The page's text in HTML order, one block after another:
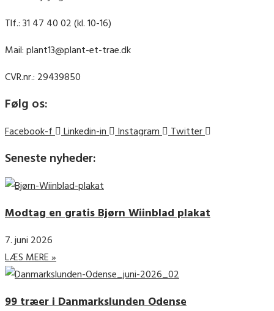
Tlf.: 31 47 40 02 (kl. 10-16)
Mail: plant13@plant-et-trae.dk
CVR.nr.: 29439850
Følg os:
Facebook-f Linkedin-in Instagram Twitter
Seneste nyheder:
Modtag en gratis Bjørn Wiinblad plakat
7. juni 2026
LÆS MERE »
99 træer i Danmarkslunden Odense